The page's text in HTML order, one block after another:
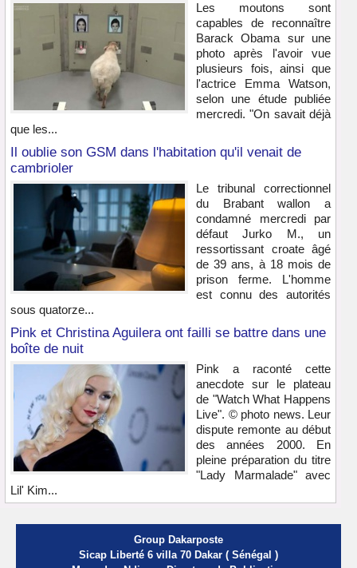
Les moutons sont
capables de reconnaître
Barack Obama sur une
photo après l'avoir vue
plusieurs fois, ainsi que
l'actrice Emma Watson,
selon une étude publiée
mercredi. "On savait déjà
que les...
Il oublie son GSM dans l'habitation qu'il venait de
cambrioler
Le tribunal correctionnel
du Brabant wallon a
condamné mercredi par
défaut Jurko M., un
ressortissant croate âgé
de 39 ans, à 18 mois de
prison ferme. L'homme
est connu des autorités
sous quatorze...
Pink et Christina Aguilera ont failli se battre dans une
boîte de nuit
Pink a raconté cette
anecdote sur le plateau
de "Watch What Happens
Live". © photo news. Leur
dispute remonte au début
des années 2000. En
pleine préparation du titre
"Lady Marmalade" avec
Lil' Kim...
Group Dakarposte
Sicap Liberté 6 villa 70 Dakar ( Sénégal )